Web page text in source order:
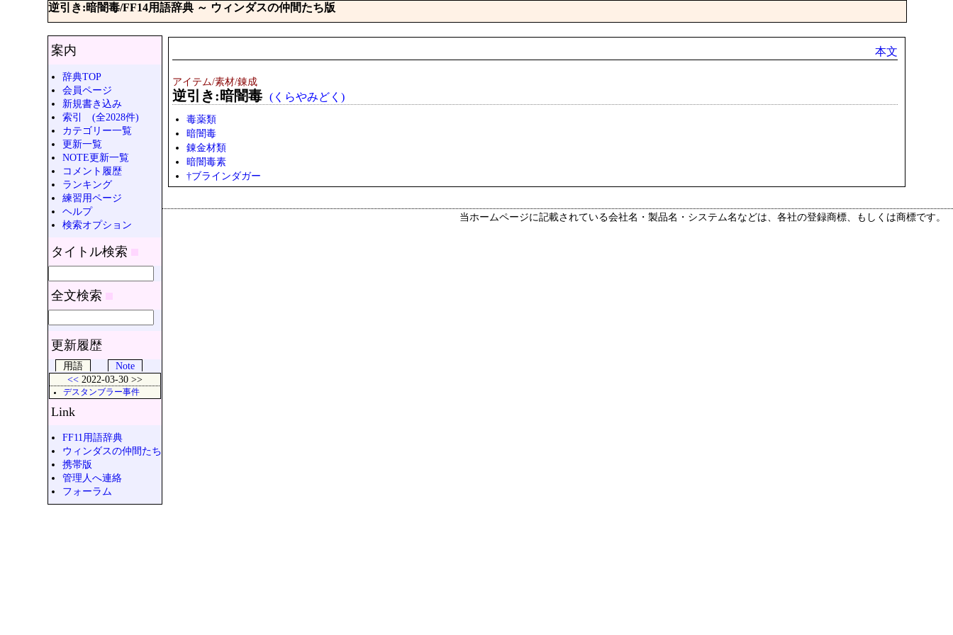
逆引き:暗闇毒/FF14用語辞典 ～ ウィンダスの仲間たち版
案内
辞典TOP
会員ページ
新規書き込み
索引 (全2028件)
カテゴリー一覧
更新一覧
NOTE更新一覧
コメント履歴
ランキング
練習用ページ
ヘルプ
検索オプション
タイトル検索
全文検索
更新履歴
用語
Note
<< 2022-03-30 >>
デスタンブラー事件
Link
FF11用語辞典
ウィンダスの仲間たち
携帯版
管理人へ連絡
フォーラム
本文
アイテム/素材/錬成
逆引き:暗闇毒 (くらやみどく)
毒薬類
暗闇毒
錬金材類
暗闇毒素
†ブラインダガー
当ホームページに記載されている会社名・製品名・システム名などは、各社の登録商標、もしくは商標です。